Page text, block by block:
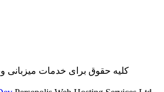
کلیه حقوق برای خدمات میزبانی